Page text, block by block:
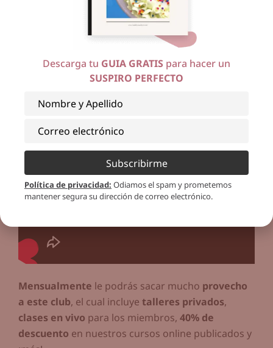
Mensualmente le podrás sacar mucho provecho
a este club, el cual incluye talleres privados,
clases en vivo para los miembros, 40% de
descuento en nuestros cursos online publicados y
Descarga tu GUIA GRATIS para hacer un
SUSPIRO PERFECTO
Subscribirme
Política de privacidad: Odiamos el spam y prometemos
mantener segura su dirección de correo electrónico.